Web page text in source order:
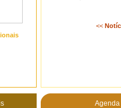
<<
Agenda